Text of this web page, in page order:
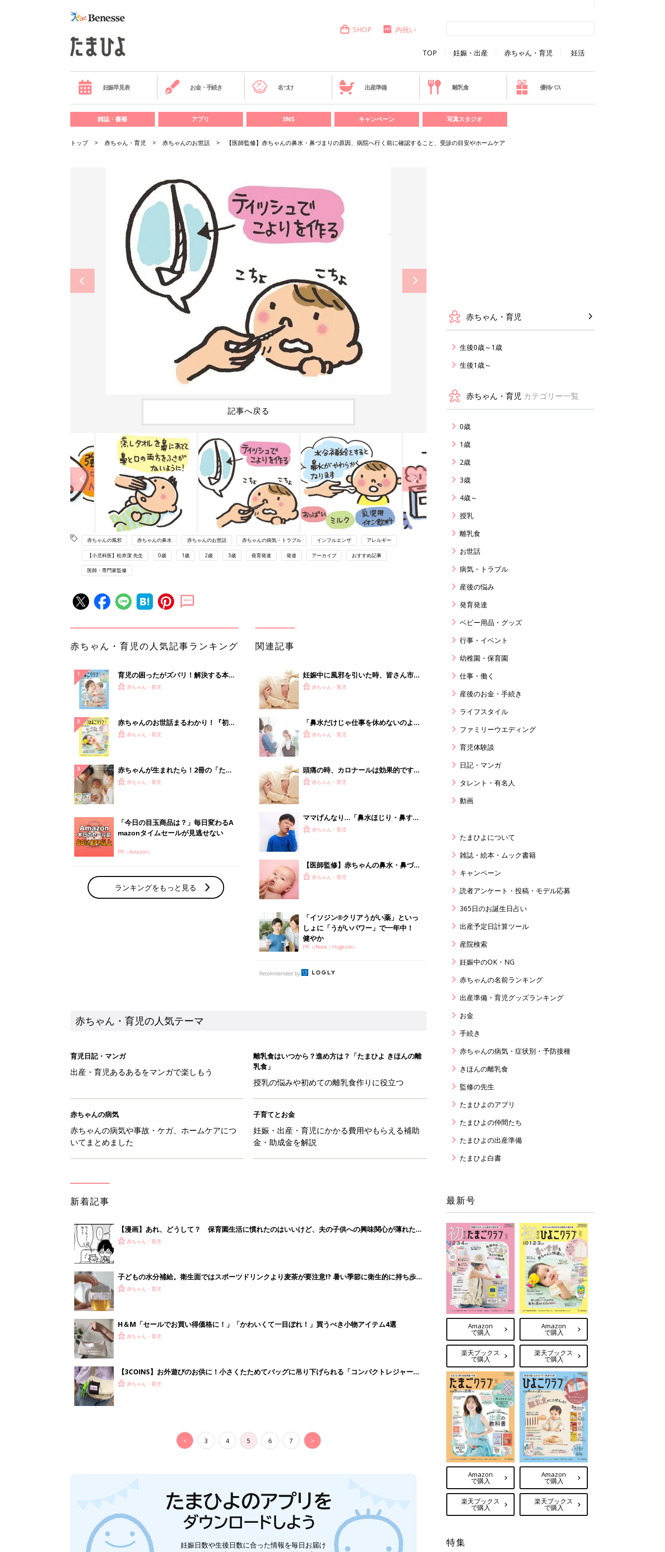
TOP 妊娠・出産 赤ちゃん・育児 妊活
SHOP 内祝い
妊娠早見表 お金・手続き 名づけ 出産準備 離乳食 優待パス
雑誌・書籍 アプリ SNS キャンペーン 写真スタジオ
トップ 赤ちゃん・育児 赤ちゃんのお世話 【医師監修】赤ちゃんの鼻水・鼻づまりの原因、病院へ行く前に確認すること、受診の目安やホームケア
記事へ戻る
赤ちゃんの風邪 赤ちゃんの鼻水 赤ちゃんのお世話 赤ちゃんの病気・トラブル インフルエンザ アレルギー
【小児科医】松井潔 先生 0歳 1歳 2歳 3歳 発育発達 発達 アーカイブ おすすめ記事
医師・専門家監修
赤ちゃん・育児の人気記事ランキング
育児の困ったがズバリ！解決する本
『ひよこクラブ 夏号』 4カ月～2才
赤ちゃん・育児
赤ちゃんのお世話まるわかり！『初め
てのひよこクラブ 夏号』〈巻頭大特
赤ちゃん・育児
赤ちゃんが生まれたら！2冊の「たま
ひよ」
赤ちゃん・育児
「今日の目玉商品は？」毎日変わるA
mazonタイムセールが見逃せない
PR（Amazon）
ランキングをもっと見る
関連記事
妊娠中に風邪を引いた時、皆さん市販
のどの薬を買いますか？かかりつけの
赤ちゃん・育児
「鼻水だけじゃ仕事を休めないのよ」
「面談時に泣いてしまった…」園との
赤ちゃん・育児
頭痛の時、カロナールは効果的です
か？－”まいにちのたまひよ”に寄せら
赤ちゃん・育児
ママげんなり…「鼻水ほじり・鼻すす
り・鼻くそ食べ」のリスクとやめさせ
赤ちゃん・育児
【医師監修】赤ちゃんの鼻水・鼻づま
りのホームケアと「鼻吸い器」の上手
赤ちゃん・育児
「イソジン®クリアうがい薬」といっ
しょに「うがいパワー」で一年中！
健やか
PR（iNova｜Hugkum）
Recommended by
赤ちゃん・育児の人気テーマ
育児日記・マンガ
出産・育児あるあるをマンガで楽しもう
離乳食はいつから？進め方は？「たまひよ きほんの離
乳食」
授乳の悩みや初めての離乳食作りに役立つ
赤ちゃんの病気
赤ちゃんの病気や事故・ケガ、ホームケアにつ
いてまとめました
子育てとお金
妊娠・出産・育児にかかる費用やもらえる補助
金・助成金を解説
新着記事
【漫画】あれ、どうして？ 保育園生活に慣れたのはいいけど、夫の子供への興味関心が薄れた気
がする……！『ふうふう子育て ＃91』
赤ちゃん・育児
子どもの水分補給。衛生面ではスポーツドリンクより麦茶が要注意!? 暑い季節に衛生的に持ち歩
く3つのコツとは？【専門家監修】
赤ちゃん・育児
H＆М「セールでお買い得価格に！」「かわいくて一目ぼれ！」買うべき小物アイテム4選
赤ちゃん・育児
【3COINS】お外遊びのお供に！小さくたためてバッグに吊り下げられる「コンパクトレジャーシ
ート」
赤ちゃん・育児
< 3 4 5 6 7 >
妊娠日数や生後日数に合った情報を毎日お届け
赤ちゃん・育児
生後0歳～1歳
生後1歳～
赤ちゃん・育児 カテゴリー一覧
0歳
1歳
2歳
3歳
4歳～
授乳
離乳食
お世話
病気・トラブル
産後の悩み
発育発達
ベビー用品・グッズ
行事・イベント
幼稚園・保育園
仕事・働く
産後のお金・手続き
ライフスタイル
ファミリーウエディング
育児体験談
日記・マンガ
タレント・有名人
動画
たまひよについて
雑誌・絵本・ムック書籍
キャンペーン
読者アンケート・投稿・モデル応募
365日のお誕生日占い
出産予定日計算ツール
産院検索
妊娠中のOK・NG
赤ちゃんの名前ランキング
出産準備・育児グッズランキング
お金
手続き
赤ちゃんの病気・症状別・予防接種
きほんの離乳食
監修の先生
たまひよのアプリ
たまひよの仲間たち
たまひよの出産準備
たまひよ白書
最新号
Amazon
で購入
楽天ブックス
で購入
Amazon
で購入
楽天ブックス
で購入
Amazon
で購入
楽天ブックス
で購入
Amazon
で購入
楽天ブックス
で購入
特集